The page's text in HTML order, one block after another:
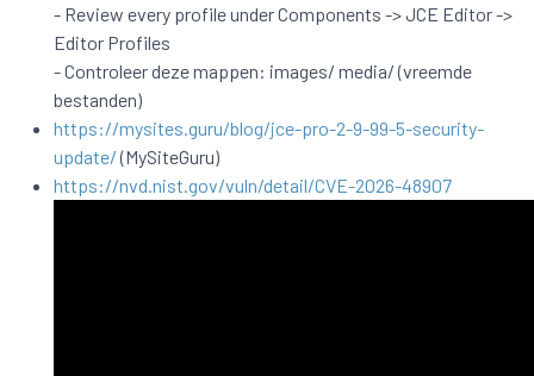
- Review every profile under Components -> JCE Editor ->
Editor Profiles
- Controleer deze mappen: images/ media/ (vreemde
bestanden)
https://mysites.guru/blog/jce-pro-2-9-99-5-security-
update/(MySiteGuru)
https://nvd.nist.gov/vuln/detail/CVE-2026-48907